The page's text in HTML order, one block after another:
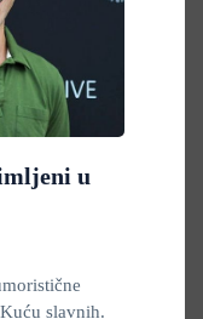
u
slavnih.